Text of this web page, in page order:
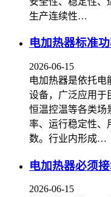
生产连续性…
电加热器标准
2026-06-15
电加热器是依托电
设备，广泛应用于
恒温控温等各类场
率、运行稳定性、
数。行业内形成…
电加热器必须
2026-06-15